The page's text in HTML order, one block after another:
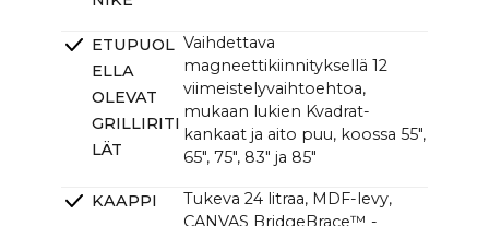
ETUPUOL
ELLA
OLEVAT
GRILLIRITI
LÄT
Vaihdettava
magneettikiinnityksellä 12
viimeistelyvaihtoehtoa,
mukaan lukien Kvadrat-
kankaat ja aito puu, koossa 55",
65", 75", 83" ja 85"
KAAPPI
Tukeva 24 litraa, MDF-levy,
CANVAS BridgeBrace™ -